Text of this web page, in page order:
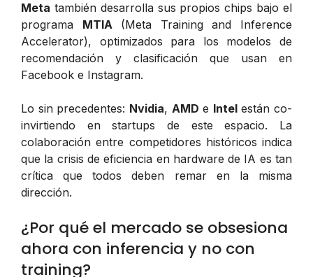
Meta también desarrolla sus propios chips bajo el
programa MTIA(Meta Training and Inference
Accelerator), optimizados para los modelos de
recomendación y clasificación que usan en
Facebook e Instagram.
Lo sin precedentes: Nvidia, AMD e Intelestán co-
invirtiendo en startups de este espacio. La
colaboración entre competidores históricos indica
que la crisis de eficiencia en hardware de IA es tan
crítica que todos deben remar en la misma
dirección.
¿Por qué el mercado se obsesiona
ahora con inferencia y no con
training?